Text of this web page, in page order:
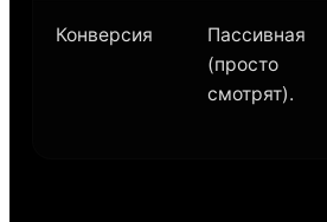
Конверсия
Пассивная
(просто
смотрят).